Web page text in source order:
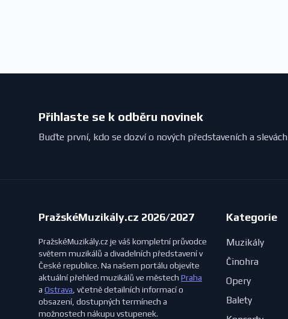
Přihlaste se k odběru novinek
Buďte první, kdo se dozví o nových představeních a slevách
PražskéMuzikály.cz 2026/2027
PražskéMuzikály.cz je váš kompletní průvodce
světem muzikálů a divadelních představení v
České republice. Na našem portálu objevíte
aktuální přehled muzikálů ve městech Praha
a Ostrava , včetně detailních informací o
obsazení, dostupných termínech a
možnostech nákupu vstupenek.
Kategorie
Muzikály
Činohra
Opery
Balety